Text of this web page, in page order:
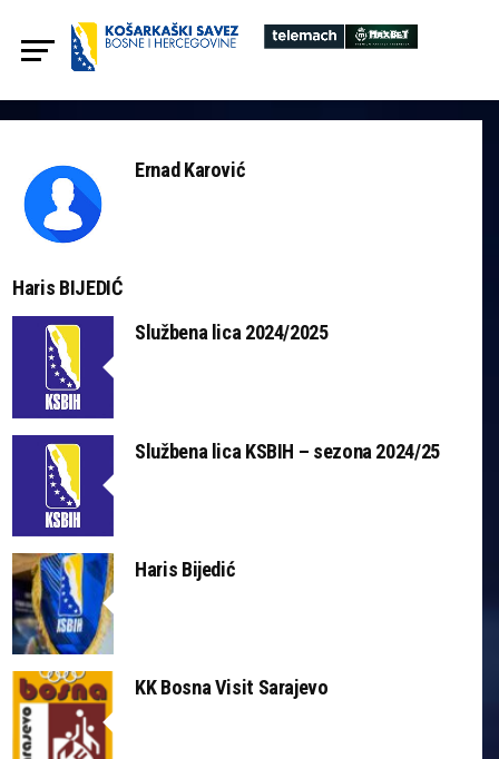
Ernad Karović
Haris BIJEDIĆ
Službena lica 2024/2025
Službena lica KSBIH – sezona 2024/25
Haris Bijedić
KK Bosna Visit Sarajevo